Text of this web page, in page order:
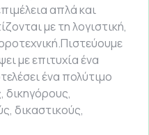
απλά και
με τη λογιστική,
με επιτυχία ένα
ένα πολύτιμο
δικηγόρους,
δικαστικούς,